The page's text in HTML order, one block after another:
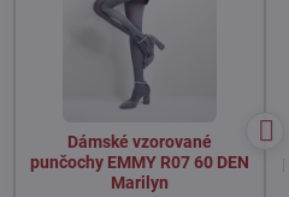
Dámské vzorované
punčochy EMMY R07 60 DEN
Marilyn